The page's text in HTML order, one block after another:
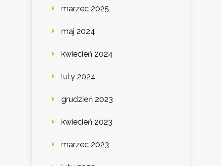
marzec 2025
maj 2024
kwiecień 2024
luty 2024
grudzień 2023
kwiecień 2023
marzec 2023